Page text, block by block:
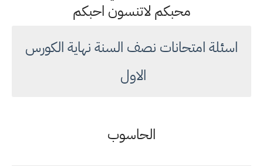
محبكم لاتنسون احبكم
اسئلة امتحانات نصف السنة نهاية الكورس
الاول
الحاسوب